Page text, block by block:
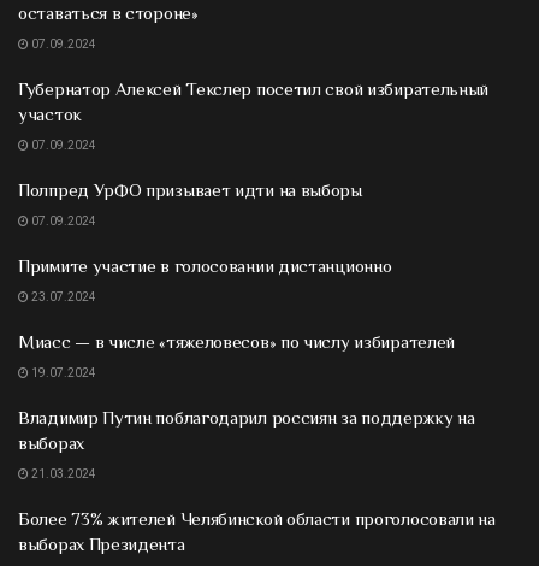
оставаться в стороне»
07.09.2024
Губернатор Алексей Текслер посетил свой избирательный
участок
07.09.2024
Полпред УрФО призывает идти на выборы
07.09.2024
Примите участие в голосовании дистанционно
23.07.2024
Миасс — в числе «тяжеловесов» по числу избирателей
19.07.2024
Владимир Путин поблагодарил россиян за поддержку на
выборах
21.03.2024
Более 73% жителей Челябинской области проголосовали на
выборах Президента